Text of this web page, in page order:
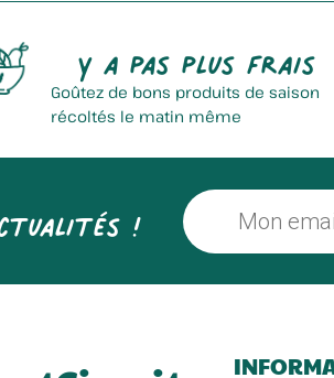
Y a pas plus frais
Goûtez de bons produits de saison
récoltés le matin même
!